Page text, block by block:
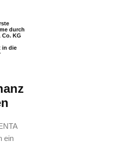
durch
Co. KG
in die
ein